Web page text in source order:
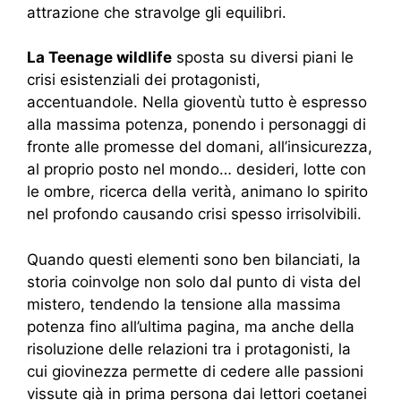
attrazione che stravolge gli equilibri.
La Teenage wildlife sposta su diversi piani le
crisi esistenziali dei protagonisti,
accentuandole. Nella gioventù tutto è espresso
alla massima potenza, ponendo i personaggi di
fronte alle promesse del domani, all’insicurezza,
al proprio posto nel mondo… desideri, lotte con
le ombre, ricerca della verità, animano lo spirito
nel profondo causando crisi spesso irrisolvibili.
Quando questi elementi sono ben bilanciati, la
storia coinvolge non solo dal punto di vista del
mistero, tendendo la tensione alla massima
potenza fino all’ultima pagina, ma anche della
risoluzione delle relazioni tra i protagonisti, la
cui giovinezza permette di cedere alle passioni
vissute già in prima persona dai lettori coetanei